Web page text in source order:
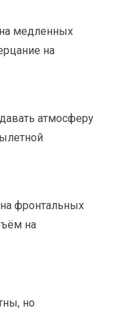
медленных
на
атмосферу
фронтальных
на
но